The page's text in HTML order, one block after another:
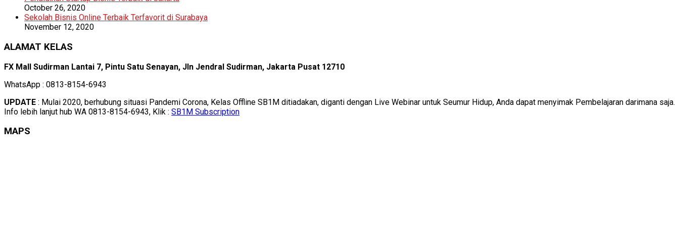
October 26, 2020
Sekolah Bisnis Online Terbaik Terfavorit di Surabaya
November 12, 2020
ALAMAT KELAS
FX Mall Sudirman Lantai 7, Pintu Satu Senayan, Jln Jendral Sudirman, Jakarta Pusat 12710
WhatsApp : 0813-8154-6943
UPDATE : Mulai 2020, berhubung situasi Pandemi Corona, Kelas Offline SB1M ditiadakan, diganti dengan Live Webinar untuk Seumur Hidup, Anda dapat menyimak Pembelajaran darimana saja.
Info lebih lanjut hub WA 0813-8154-6943, Klik : SB1M Subscription
MAPS